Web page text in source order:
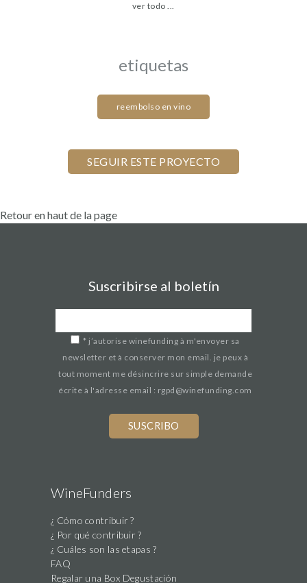
ver todo ...
etiquetas
reembolso en vino
Retour en haut de la page
Suscribirse al boletín
* j’autorise winefunding à m'envoyer sa
newsletter et à conserver mon email. je peux à
tout moment me désincrire sur simple demande
écrite à l'adresse email : rgpd@winefunding.com
WineFunders
¿ Cómo contribuir ?
¿ Por qué contribuir ?
¿ Cuáles son las etapas ?
FAQ
Regalar una Box Degustación